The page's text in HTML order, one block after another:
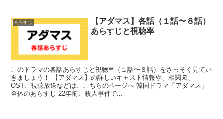
あらすじ
【アダマス】各話（１話〜８話）
あらすじと視聴率
このドラマの各話あらすじと視聴率（１話〜８話）をさっそく見てい
きましょう！ 【アダマス】の詳しいキャスト情報や、相関図、
OST、視聴放送などは、こちらのページへ 韓国ドラマ「アダマス」
全体のあらすじ 22年前、殺人事件で...